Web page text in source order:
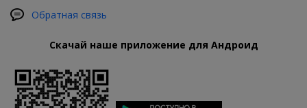
Обратная связь
Скачай наше приложение для Андроид